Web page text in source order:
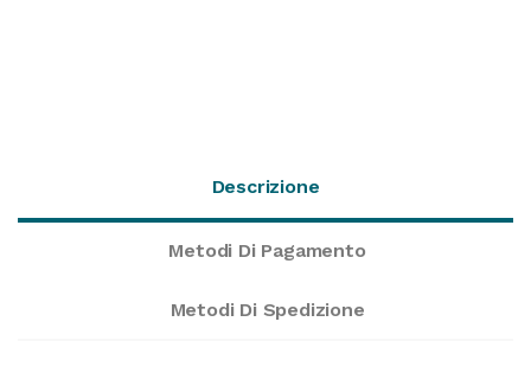
Descrizione
Metodi Di Pagamento
Metodi Di Spedizione